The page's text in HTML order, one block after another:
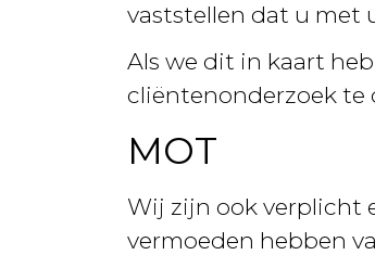
vaststellen dat u met
Als we dit in kaart
cliëntenonderzoek te
MOT
Wij zijn ook verplicht
vermoeden hebben